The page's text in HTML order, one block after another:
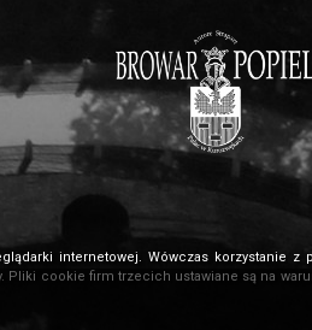
internetowej. Wówczas korzystanie
Pliki cookie firm trzecich ustawiane są na